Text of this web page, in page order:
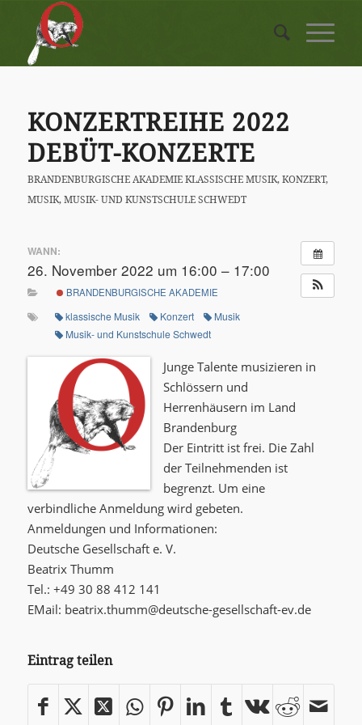
KONZERTREIHE 2022
DEBÜT-KONZERTE
BRANDENBURGISCHE AKADEMIE KLASSISCHE MUSIK,KONZERT,
MUSIK,MUSIK- UND KUNSTSCHULE SCHWEDT
WANN:
26. November 2022 um 16:00 – 17:00
BRANDENBURGISCHE AKADEMIE
klassische Musik Konzert
Musik
Musik- und Kunstschule Schwedt
Junge Talente musizieren in
Schlössern und
Herrenhäusern im Land
Brandenburg
Der Eintritt ist frei. Die Zahl
der Teilnehmenden ist
begrenzt. Um eine
verbindliche Anmeldung wird gebeten.
Anmeldungen und Informationen:
Deutsche Gesellschaft e. V.
Beatrix Thumm
Tel.: +49 30 88 412 141
EMail: beatrix.thumm@deutsche-gesellschaft-ev.de
Eintrag teilen